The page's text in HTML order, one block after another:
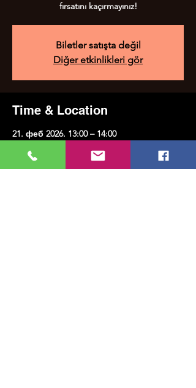
fırsatını kaçırmayınız!
Biletler satışta değil
Diğer etkinlikleri gör
Time & Location
21. феб 2026. 13:00 – 14:00
No:8, 34738 Kadıköy/İstanbul, Türkiye